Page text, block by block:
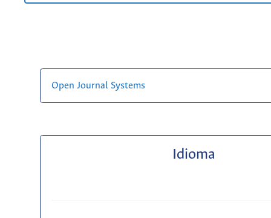
Open Journal Systems
Idioma